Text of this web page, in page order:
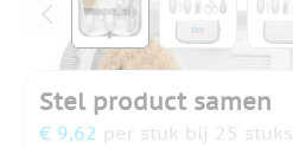
Stel product samen
€ 9,62 per stuk bij 25 stuks